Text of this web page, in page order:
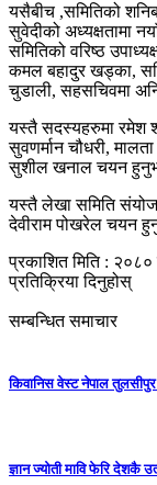
यसैबीच ,समितिको
सुवेदीको अध्यक्षतामा
समितिको वरिष्ठ
कमल बहादुर खड्का,
चुडाली, सहसचिवमा
यस्तै सदस्यहरुमा रमेश
सुवणर्मान चौधरी,
सुशील खनाल चयन
यस्तै लेखा समिति
देवीराम पोखरेल चयन
प्रकाशित मिति :
प्रतिक्रिया दिनुहोस्
सम्बन्धित समाचार
किवानिस वेस्ट नेपाल तुलसीपुर
ज्ञान ज्योती मावि फेरि देशकै